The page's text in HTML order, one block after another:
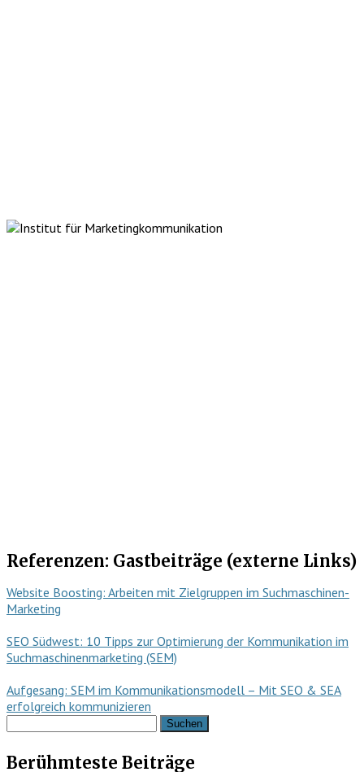
Referenzen: Gastbeiträge (externe Links)
Website Boosting: Arbeiten mit Zielgruppen im Suchmaschinen-
Marketing
SEO Südwest: 10 Tipps zur Optimierung der Kommunikation im
Suchmaschinenmarketing (SEM)
Aufgesang: SEM im Kommunikationsmodell – Mit SEO & SEA
erfolgreich kommunizieren
Berühmteste Beiträge